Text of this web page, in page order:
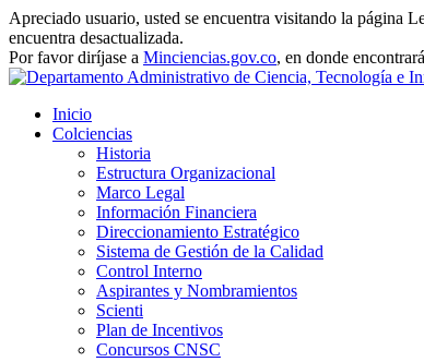
Apreciado usuario, usted se encuentra visitando la página
encuentra desactualizada.
Por favor diríjase a Minciencias.gov.co, en donde
Inicio
Colciencias
Historia
Estructura Organizacional
Marco Legal
Información Financiera
Direccionamiento Estratégico
Sistema de Gestión de la Calidad
Control Interno
Aspirantes y Nombramientos
Scienti
Plan de Incentivos
Concursos CNSC